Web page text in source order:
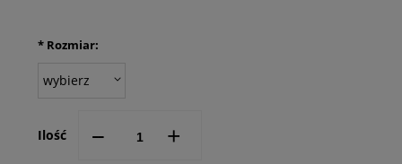
*Rozmiar:
Ilość -- +